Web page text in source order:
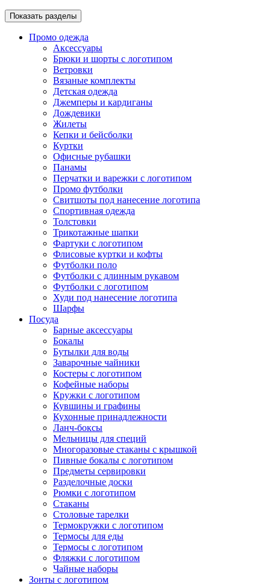
Показать разделы
Промо одежда
Аксессуары
Брюки и шорты с логотипом
Ветровки
Вязаные комплекты
Детская одежда
Джемперы и кардиганы
Дождевики
Жилеты
Кепки и бейсболки
Куртки
Офисные рубашки
Панамы
Перчатки и варежки с логотипом
Промо футболки
Свитшоты под нанесение логотипа
Спортивная одежда
Толстовки
Трикотажные шапки
Фартуки с логотипом
Флисовые куртки и кофты
Футболки поло
Футболки с длинным рукавом
Футболки с логотипом
Худи под нанесение логотипа
Шарфы
Посуда
Барные аксессуары
Бокалы
Бутылки для воды
Заварочные чайники
Костеры с логотипом
Кофейные наборы
Кружки с логотипом
Кувшины и графины
Кухонные принадлежности
Ланч-боксы
Мельницы для специй
Многоразовые стаканы с крышкой
Пивные бокалы с логотипом
Предметы сервировки
Разделочные доски
Рюмки с логотипом
Стаканы
Столовые тарелки
Термокружки с логотипом
Термосы для еды
Термосы с логотипом
Фляжки с логотипом
Чайные наборы
Зонты с логотипом